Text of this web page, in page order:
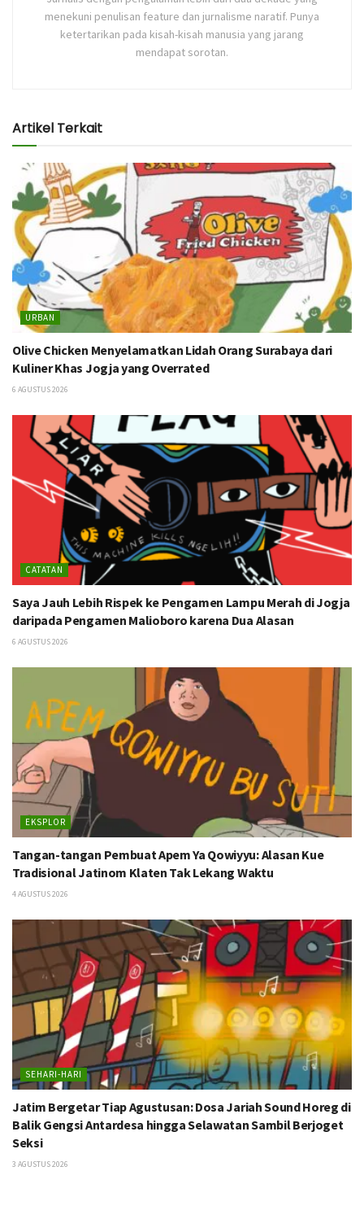
menekuni penulisan feature dan jurnalisme naratif. Punya
ketertarikan pada kisah-kisah manusia yang jarang
mendapat sorotan.
Artikel Terkait
URBAN
Olive Chicken Menyelamatkan Lidah Orang Surabaya dari
Kuliner Khas Jogja yang Overrated
6 AGUSTUS 2026
CATATAN
Saya Jauh Lebih Rispek ke Pengamen Lampu Merah di Jogja
daripada Pengamen Malioboro karena Dua Alasan
6 AGUSTUS 2026
EKSPLOR
Tangan-tangan Pembuat Apem Ya Qowiyyu: Alasan Kue
Tradisional Jatinom Klaten Tak Lekang Waktu
4 AGUSTUS 2026
SEHARI-HARI
Jatim Bergetar Tiap Agustusan: Dosa Jariah Sound Horeg di
Balik Gengsi Antardesa hingga Selawatan Sambil Berjoget
Seksi
3 AGUSTUS 2026